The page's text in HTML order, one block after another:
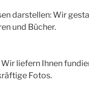
darstellen: Wir
und Bücher.
liefern Ihnen
Fotos.